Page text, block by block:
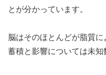
とが分かっています。
脳はそのほとんどが脂質
蓄積と影響については未知